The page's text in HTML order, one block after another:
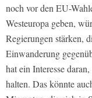
noch vor den EU-
Westeuropa geben,
Regierungen stärken,
Einwanderung
hat ein Interesse
halten. Das könnte